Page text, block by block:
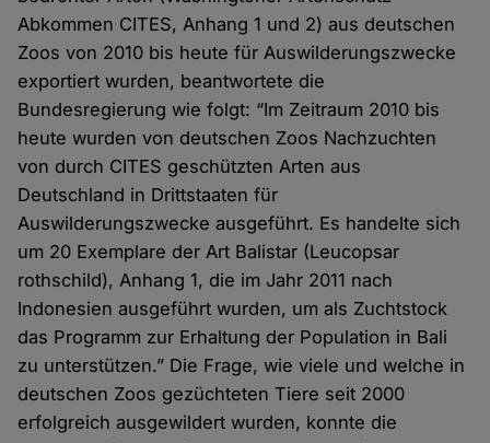
Abkommen CITES, Anhang 1 und 2) aus deutschen
Zoos von 2010 bis heute für Auswilderungszwecke
exportiert wurden, beantwortete die
Bundesregierung wie folgt: “Im Zeitraum 2010 bis
heute wurden von deutschen Zoos Nachzuchten
von durch CITES geschützten Arten aus
Deutschland in Drittstaaten für
Auswilderungszwecke ausgeführt. Es handelte sich
um 20 Exemplare der Art Balistar (Leucopsar
rothschild), Anhang 1, die im Jahr 2011 nach
Indonesien ausgeführt wurden, um als Zuchtstock
das Programm zur Erhaltung der Population in Bali
zu unterstützen.” Die Frage, wie viele und welche in
deutschen Zoos gezüchteten Tiere seit 2000
erfolgreich ausgewildert wurden, konnte die